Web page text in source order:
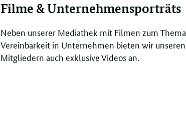
Filme & Unternehmensporträts
Neben unserer Mediathek mit Filmen zum Thema
Vereinbarkeit in Unternehmen bieten wir unseren
Mitgliedern auch exklusive Videos an.